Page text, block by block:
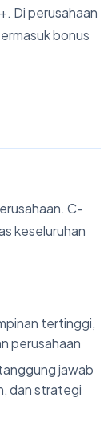
Di perusahaan
bonus
C-
keseluruhan
tertinggi,
perusahaan
jawab
dan strategi